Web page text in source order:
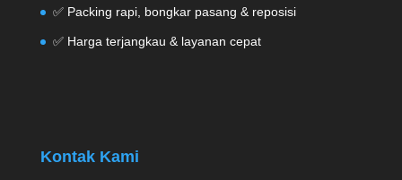
✅ Packing rapi, bongkar pasang & reposisi
✅ Harga terjangkau & layanan cepat
Kontak Kami